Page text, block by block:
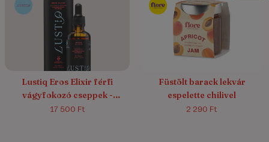
Lustiq Eros Elixir férfi
vágyfokozó cseppek -
Ajándék
17 500 Ft
Füstölt barack lekvár
espelette chilivel
2 290 Ft